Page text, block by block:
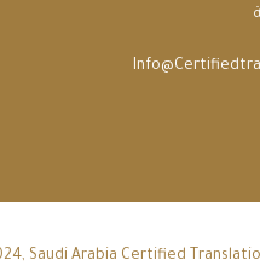
Saudi Arabia Certified